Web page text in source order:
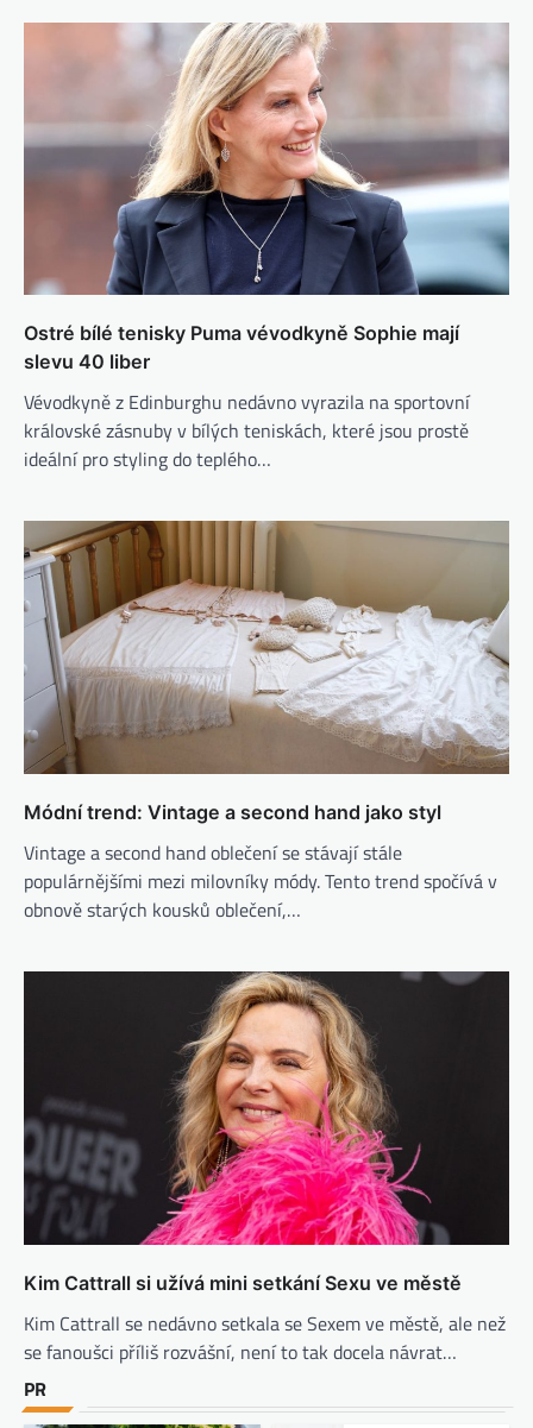
Ostré bílé tenisky Puma vévodkyně Sophie mají
slevu 40 liber
Vévodkyně z Edinburghu nedávno vyrazila na sportovní
královské zásnuby v bílých teniskách, které jsou prostě
ideální pro styling do teplého…
Módní trend: Vintage a second hand jako styl
Vintage a second hand oblečení se stávají stále
populárnějšími mezi milovníky módy. Tento trend spočívá v
obnově starých kousků oblečení,…
Kim Cattrall si užívá mini setkání Sexu ve městě
Kim Cattrall se nedávno setkala se Sexem ve městě, ale než
se fanoušci příliš rozvášní, není to tak docela návrat…
PR